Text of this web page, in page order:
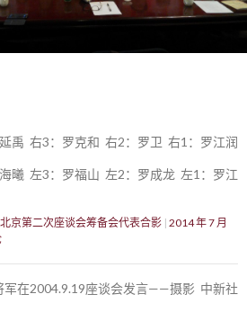
禹 右3：罗克和 右2：罗卫 右1：罗江润
曦 左3：罗福山 左2：罗成龙 左1：罗江
京第二次座谈会筹备会代表合影 2014 年 7 月
军在2004.9.19座谈会发言——摄影 中新社